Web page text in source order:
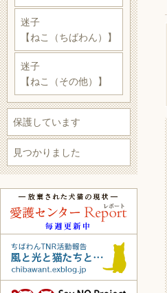
迷子
【ねこ（ちばわん）】
迷子
【ねこ（その他）】
保護しています
見つかりました